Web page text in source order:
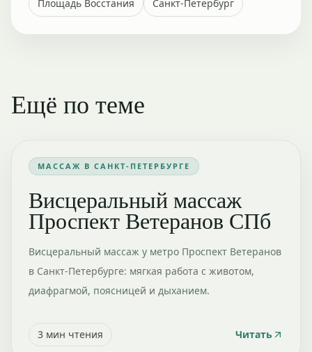
Площадь Восстания
Санкт-Петербург
Ещё по теме
МАССАЖ В САНКТ-ПЕТЕРБУРГЕ
Висцеральный массаж
Проспект Ветеранов СПб
Висцеральный массаж у метро Проспект Ветеранов
в Санкт-Петербурге: мягкая работа с животом,
диафрагмой, поясницей и дыханием.
3 мин чтения Читать